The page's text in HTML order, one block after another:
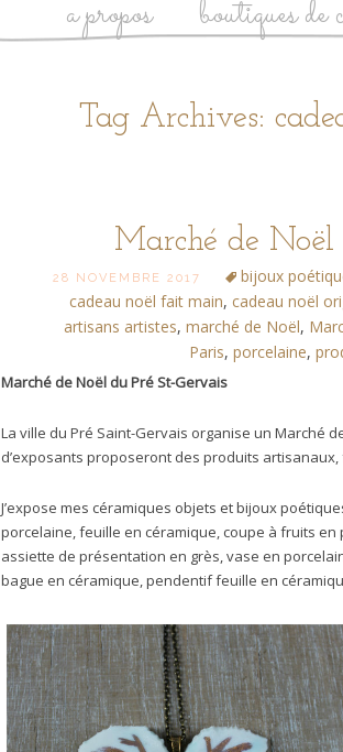
a propos boutiques de
Tag Archives:
Marché de Noël
28 NOVEMBRE 2017 bijoux
cadeau noël fait main, cadeau noël
artisans artistes,marché de Noël,
Paris,porcelaine,
Marché de Noël du Pré St-Gervais
La ville du Pré Saint-Gervais organise un Marché
d’exposants proposeront des produits artisanaux,
J’expose mes céramiques objets et bijoux
porcelaine, feuille en céramique, coupe à fruits
assiette de présentation en grès, vase en
bague en céramique, pendentif feuille en